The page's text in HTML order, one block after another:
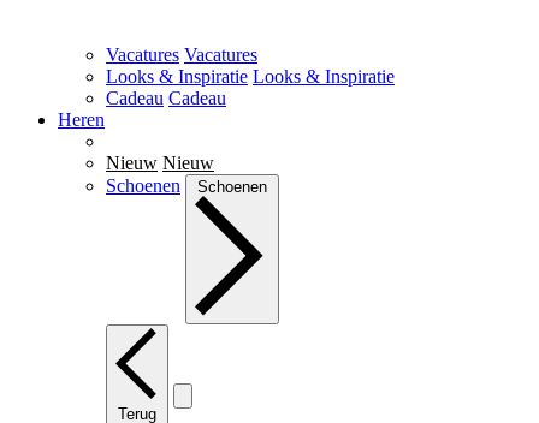
Vacatures Vacatures
Looks & Inspiratie Looks & Inspiratie
Cadeau Cadeau
Heren
Nieuw Nieuw
Schoenen
Schoenen
Terug